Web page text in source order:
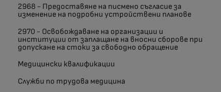
2968 - Предоставяне на писмено съгласие за
изменение на подробни устройствени планове
2970 - Освобождаване на организации и
институции от заплащане на вносни сборове при
допускане на стоки за свободно обращение
Медицински квалификации
Служби по трудова медицина